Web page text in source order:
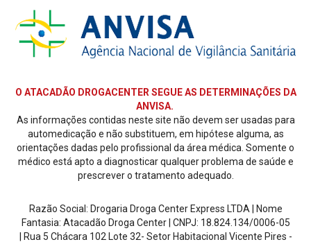
O ATACADÃO DROGACENTER SEGUE AS DETERMINAÇÕES DA
ANVISA.
As informações contidas neste site não devem ser usadas para
automedicação e não substituem, em hipótese alguma, as
orientações dadas pelo profissional da área médica. Somente o
médico está apto a diagnosticar qualquer problema de saúde e
prescrever o tratamento adequado.
Razão Social: Drogaria Droga Center Express LTDA | Nome
Fantasia: Atacadão Droga Center | CNPJ: 18.824.134/0006-05
| Rua 5 Chácara 102 Lote 32- Setor Habitacional Vicente Pires -